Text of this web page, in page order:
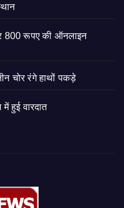
800 रूपए की ऑनलाइन
चोर रंगे हाथों पकड़े
हुई वारदात